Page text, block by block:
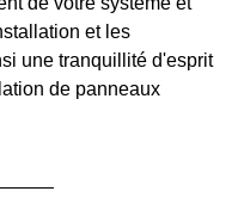
et les
une tranquillité d'esprit
de panneaux